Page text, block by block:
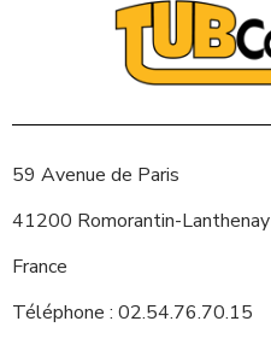
59 Avenue de Paris
41200 Romorantin-Lanthenay
France
Téléphone : 02.54.76.70.15